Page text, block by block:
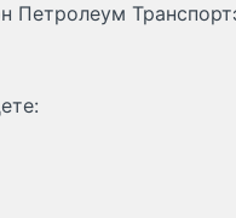
Петролеум